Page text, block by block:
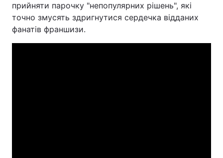
прийняти парочку "непопулярних рішень", які
точно змусять здригнутися сердечка відданих
фанатів франшизи.